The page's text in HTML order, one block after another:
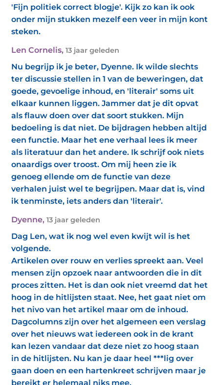
'Fijn politiek correct blogje'. Kijk zo kan ik ook
onder mijn stukken mezelf een veer in mijn kont
steken.
Len Cornelis, 13 jaar geleden
Nu begrijp ik je beter, Dyenne. Ik wilde slechts
ter discussie stellen in 1 van de beweringen, dat
goede, gevoelige inhoud, en 'literair' soms uit
elkaar kunnen liggen. Jammer dat je dit opvat
als flauw doen over dat soort stukken. Mijn
bedoeling is dat niet. De bijdragen hebben altijd
een functie. Maar het ene verhaal lees ik meer
als literatuur dan het andere. Ik schrijf ook niets
onaardigs over troost. Om mij heen zie ik
genoeg ellende om de functie van deze
verhalen juist wel te begrijpen. Maar dat is, vind
ik tenminste, iets anders dan 'literair'.
Dyenne, 13 jaar geleden
Dag Len, wat ik nog wel even kwijt wil is het
volgende.
Artikelen over rouw en verlies spreekt aan. Veel
mensen zijn opzoek naar antwoorden die in dit
proces zitten. Het is dan ook niet vreemd dat het
hoog in de hitlijsten staat. Nee, het gaat niet om
het nivo van het artikel maar om de inhoud.
Dagcolumns zijn over het algemeen een verslag
over het nieuws wat iedereen ook in de krant
kan lezen vandaar dat deze niet zo hoog staan
in de hitlijsten. Nu kan je daar heel ***lig over
gaan doen en een hartenkreet schrijven maar je
bereikt er helemaal niks mee.